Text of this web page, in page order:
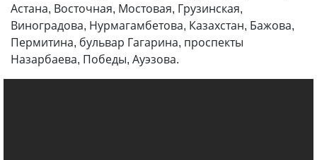
Астана, Восточная, Мостовая, Грузинская,
Виноградова, Нурмагамбетова, Казахстан, Бажова,
Пермитина, бульвар Гагарина, проспекты
Назарбаева, Победы, Ауэзова.